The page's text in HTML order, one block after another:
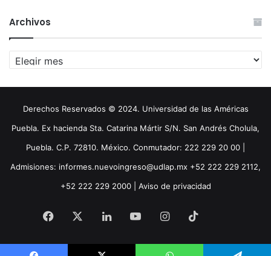
Archivos
Archivos
Derechos Reservados © 2024. Universidad de las Américas
Puebla. Ex hacienda Sta. Catarina Mártir S/N. San Andrés Cholula,
Puebla. C.P. 72810. México. Conmutador: 222 229 20 00 |
Admisiones: informes.nuevoingreso@udlap.mx +52 222 229 2112,
+52 222 229 2000 | Aviso de privacidad
Facebook LinkedInYouTubeInstagram